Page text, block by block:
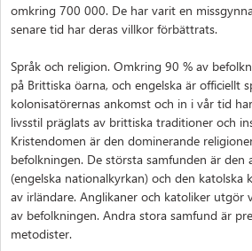
omkring 700 000. De har varit en
senare tid har deras villkor förbättrats.
Språk och religion. Omkring 90 % av
på Brittiska öarna, och engelska är officiellt
kolonisatörernas ankomst och in i vår tid
livsstil präglats av brittiska traditioner och
Kristendomen är den dominerande
befolkningen. De största samfunden är den
(engelska nationalkyrkan) och den katolska
av irländare. Anglikaner och katoliker utgör
av befolkningen. Andra stora samfund är
metodister.